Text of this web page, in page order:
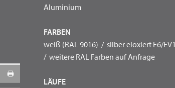
Aluminium
FARBEN
weiß (RAL 9016) / silber eloxiert E6/EV1
/ weitere RAL Farben auf Anfrage
LÄUFE